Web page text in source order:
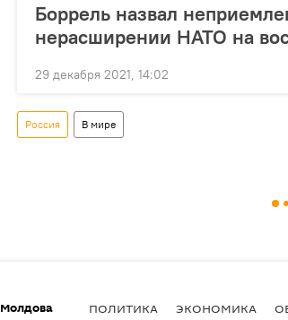
Боррель назвал
нерасширении НАТО на
29 декабря 2021, 14:02
Россия В мире
Молдова ПОЛИТИКА ЭКОНОМИКА